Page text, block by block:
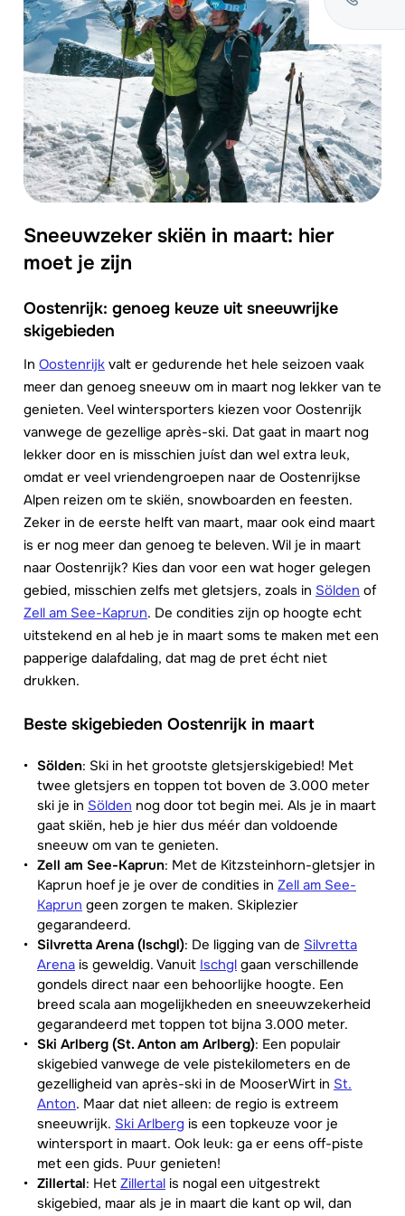
Sneeuwzeker skiën in maart: hier
moet je zijn
Oostenrijk: genoeg keuze uit sneeuwrijke
skigebieden
In Oostenrijk valt er gedurende het hele seizoen vaak
meer dan genoeg sneeuw om in maart nog lekker van te
genieten. Veel wintersporters kiezen voor Oostenrijk
vanwege de gezellige après-ski. Dat gaat in maart nog
lekker door en is misschien juíst dan wel extra leuk,
omdat er veel vriendengroepen naar de Oostenrijkse
Alpen reizen om te skiën, snowboarden en feesten.
Zeker in de eerste helft van maart, maar ook eind maart
is er nog meer dan genoeg te beleven. Wil je in maart
naar Oostenrijk? Kies dan voor een wat hoger gelegen
gebied, misschien zelfs met gletsjers, zoals in Sölden of
Zell am See-Kaprun. De condities zijn op hoogte echt
uitstekend en al heb je in maart soms te maken met een
papperige dalafdaling, dat mag de pret écht niet
drukken.
Beste skigebieden Oostenrijk in maart
Sölden: Ski in het grootste gletsjerskigebied! Met
twee gletsjers en toppen tot boven de 3.000 meter
ski je in Sölden nog door tot begin mei. Als je in maart
gaat skiën, heb je hier dus méér dan voldoende
sneeuw om van te genieten.
Zell am See-Kaprun: Met de Kitzsteinhorn-gletsjer in
Kaprun hoef je je over de condities in Zell am See-
Kaprun geen zorgen te maken. Skiplezier
gegarandeerd.
Silvretta Arena (Ischgl): De ligging van de Silvretta
Arena is geweldig. Vanuit Ischgl gaan verschillende
gondels direct naar een behoorlijke hoogte. Een
breed scala aan mogelijkheden en sneeuwzekerheid
gegarandeerd met toppen tot bijna 3.000 meter.
Ski Arlberg (St. Anton am Arlberg): Een populair
skigebied vanwege de vele pistekilometers en de
gezelligheid van après-ski in de MooserWirt in St.
Anton. Maar dat niet alleen: de regio is extreem
sneeuwrijk. Ski Arlberg is een topkeuze voor je
wintersport in maart. Ook leuk: ga er eens off-piste
met een gids. Puur genieten!
Zillertal: Het Zillertal is nogal een uitgestrekt
skigebied, maar als je in maart die kant op wil, dan